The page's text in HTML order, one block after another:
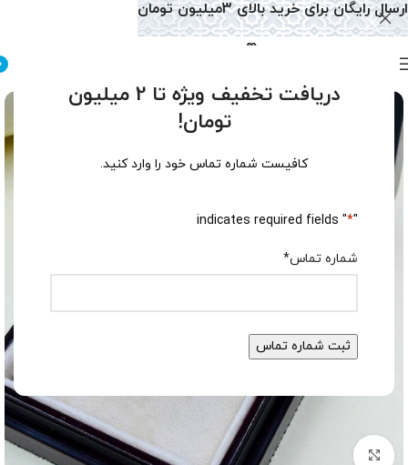
دریافت تخفیف ویژه تا 2 میلیون
تومان!
کافیست شماره تماس خود را وارد کنید.
"
*
" indicates required fields
شماره تماس*
برای بزرگنمایی کلیک کنید
ارسال رایگان برای خرید بالای 3میلیون تومان